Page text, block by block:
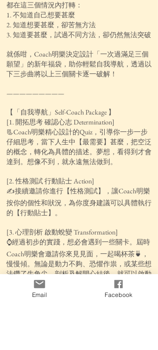
都在這三個情況內打轉：
1. 不知道自己想要甚麼
2. 知道想要甚麼，卻苦無方法
3. 知道要甚麼，試過不同方法，卻仍然無法突破
就係咁，Coach明樂決定設計「一次過滿足三個
願望」的新年福袋，助你輕鬆自我導航，透過以
下三步曲將以上三個關卡逐一破解！
—————————
【「自我導航」Self-Coach Package 】
[1. 開拓思考 確認心志 Determination]
📃Coach明樂精心設計的Quiz，引導你一步一步
仔細思考，當下人生中【最需要】甚麼，把空泛
的概念，轉化為具體的描述。夢想，看得到才會
達到。想像不到，就永遠無法做到。
[2. 性格測試 行動貼士 Action]
✍️接續邀請你進行【性格測試】，讓Coach明樂
按你的個性和狀況，為你度身建議可以具體執行
的【行動貼士】。
[3. 心理剖析 啟動蛻變 Transformation]
⌚️經過初步的實踐，想必會遇到一些關卡。屆時
Coach明樂會邀請你來見見面，一起喝杯茶🍵，
慢慢傾。無論是動力不夠、恐懼作祟，或某些想
法鑽了牛角尖，剖析及解開心結後，就可以啟動
Email Facebook